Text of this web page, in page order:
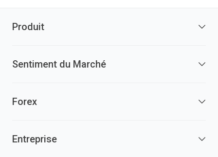
Produit
Sentiment du Marché
Forex
Entreprise